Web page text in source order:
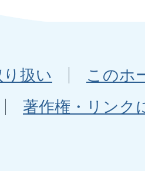
扱い
このホ
著作権・リンク